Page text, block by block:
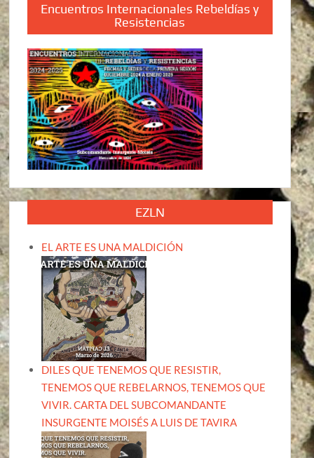
Encuentros Internacionales Rebeldías y
Resistencias
EZLN
EL ARTE ES UNA MALDICIÓN
DILES QUE TENEMOS QUE RESISTIR,
TENEMOS QUE REBELARNOS, TENEMOS QUE
VIVIR. CARTA DEL SUBCOMANDANTE
INSURGENTE MOISÉS A LUIS DE TAVIRA